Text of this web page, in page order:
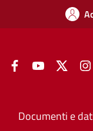
FacebookYouTube Twitter
Documenti e